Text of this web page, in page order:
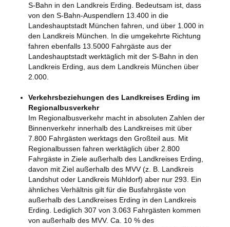
S-Bahn in den Landkreis Erding. Bedeutsam ist, dass
von den S-Bahn-Auspendlern 13.400 in die
Landeshauptstadt München fahren, und über 1.000 in
den Landkreis München. In die umgekehrte Richtung
fahren ebenfalls 13.5000 Fahrgäste aus der
Landeshauptstadt werktäglich mit der S-Bahn in den
Landkreis Erding, aus dem Landkreis München über
2.000.
Verkehrsbeziehungen des Landkreises Erding im
Regionalbusverkehr
Im Regionalbusverkehr macht in absoluten Zahlen der
Binnenverkehr innerhalb des Landkreises mit über
7.800 Fahrgästen werktags den Großteil aus. Mit
Regionalbussen fahren werktäglich über 2.800
Fahrgäste in Ziele außerhalb des Landkreises Erding,
davon mit Ziel außerhalb des MVV (z. B. Landkreis
Landshut oder Landkreis Mühldorf) aber nur 293. Ein
ähnliches Verhältnis gilt für die Busfahrgäste von
außerhalb des Landkreises Erding in den Landkreis
Erding. Lediglich 307 von 3.063 Fahrgästen kommen
von außerhalb des MVV. Ca. 10 % des